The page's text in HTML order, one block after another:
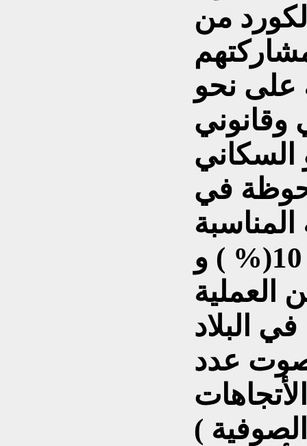
من
على نحو
السكاني
في
لتجاوز الحزب الجديد عتبة 10(% ) و
العملية
صوت عدد
)